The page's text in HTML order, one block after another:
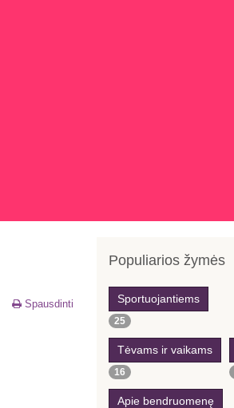
Spausdinti
Populiarios žymės
Sportuojantiems
25
Tėvams ir vaikams
16
Apie bendruomenę
YearMonth
YearMonth